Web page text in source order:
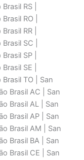
RS |
RO |
RR |
SC |
SP |
SE |
TO | San
Brasil AC | San
Brasil AL | San
Brasil AP | San
Brasil AM | San
Brasil BA | San
Brasil CE | San